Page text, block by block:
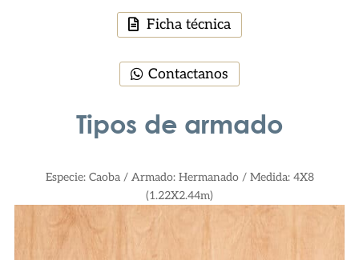
Ficha técnica
Contactanos
Tipos de armado
Especie: Caoba / Armado: Hermanado / Medida: 4X8
(1.22X2.44m)